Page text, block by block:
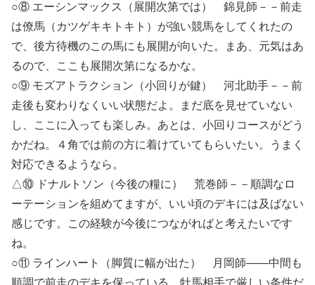
○⑧ エーシンマックス（展開次第では） 錦見師－－前走
は僚馬（カツゲキキトキト）が強い競馬をしてくれたの
で、後方待機のこの馬にも展開が向いた。まあ、元気はあ
るので、ここも展開次第になるかな。
○⑨ モズアトラクション（小回りが鍵） 河北助手－－前
走後も変わりなくいい状態だよ。まだ底を見せていない
し、ここに入っても楽しみ。あとは、小回りコースがどう
かだね。４角では前の方に着けていてもらいたい。うまく
対応できるようなら。
△⑩ ドナルトソン（今後の糧に） 荒巻師－－順調なロ
ーテーションを組めてますが、いい頃のデキには及ばない
感じです。この経験が今後につながればと考えたいです
ね。
○⑪ ラインハート（脚質に幅が出た） 月岡師――中間も